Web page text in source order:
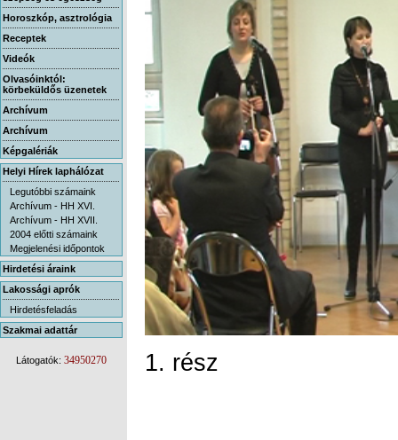
Horoszkóp, asztrológia
Receptek
Videók
Olvasóinktól:
körbeküldős üzenetek
Archívum
Archívum
Képgalériák
Helyi Hírek laphálózat
Legutóbbi számaink
Archívum - HH XVI.
Archívum - HH XVII.
2004 előtti számaink
Megjelenési időpontok
Hirdetési áraink
Lakossági aprók
Hirdetésfeladás
Szakmai adattár
Látogatók: 34950270 1. rész